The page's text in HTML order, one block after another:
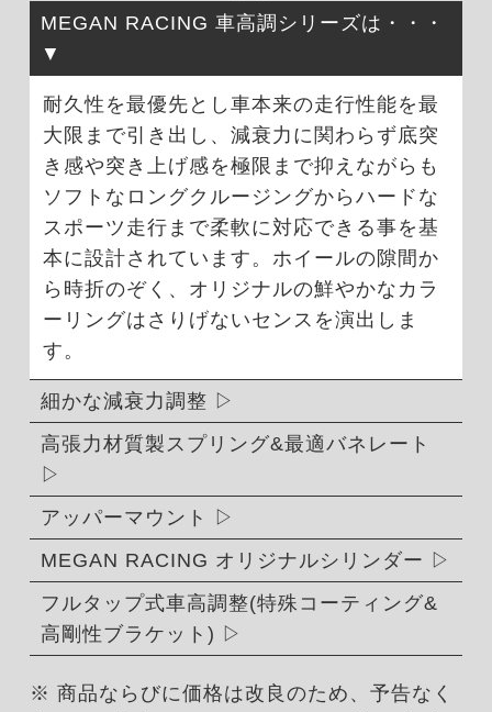
MEGAN RACING 車高調シリーズは・・・
耐久性を最優先とし車本来の走行性能を最
大限まで引き出し、減衰力に関わらず底突
き感や突き上げ感を極限まで抑えながらも
ソフトなロングクルージングからハードな
スポーツ走行まで柔軟に対応できる事を基
本に設計されています。ホイールの隙間か
ら時折のぞく、オリジナルの鮮やかなカラ
ーリングはさりげないセンスを演出しま
す。
細かな減衰力調整
高張力材質製スプリング&最適バネレート
アッパーマウント
MEGAN RACING オリジナルシリンダー
フルタップ式車高調整(特殊コーティング&
高剛性ブラケット)
※ 商品ならびに価格は改良のため、予告なく